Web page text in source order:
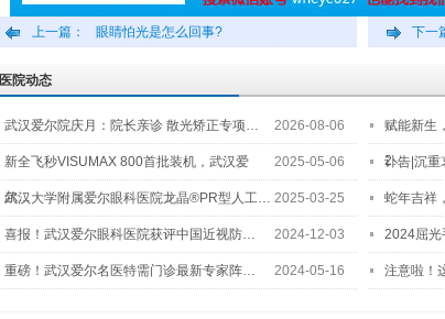
上一篇： 眼睛怕光是怎么回事? 下一
医院动态
武汉爱尔院庆月：院长亲诊 散光矫正专项… 2026-08-06 赋能新生
2…
新全飞秒VISUMAX 800首批装机，武汉爱
尔…
2025-05-06 讣告|沉重
武汉大学附属爱尔眼科医院龙晶®PR型人工… 2025-03-25 蛇年吉祥
喜报！武汉爱尔眼科医院获评中国近视防… 2024-12-03 2024屈
重磅！武汉爱尔名医特需门诊最新专家阵… 2024-05-16 注意啦！